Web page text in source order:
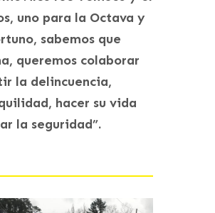
uno para la Octava y
sabemos que
queremos colaborar
la delincuencia,
hacer su vida
la seguridad”.